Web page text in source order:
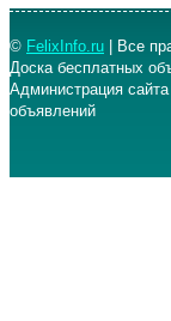
© FelixInfo.ru | Все
Доска бесплатных
Администрация
объявлений